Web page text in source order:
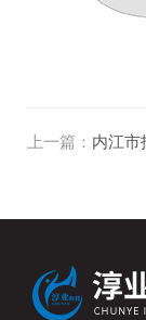
上一篇： 内江市